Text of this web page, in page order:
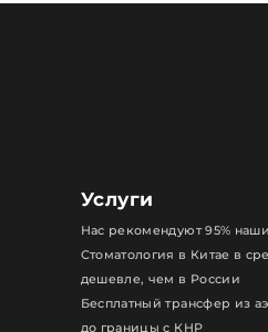
Услуги
Нас рекомендуют 95%
Стоматология в Китае в
дешевле, чем в России
Бесплатный трансфер из
до границы с КНР